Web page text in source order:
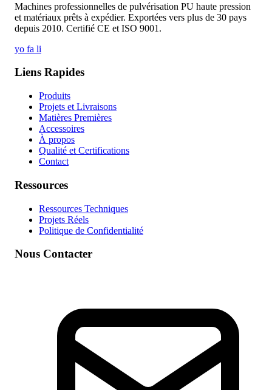
Machines professionnelles de pulvérisation PU haute pression
et matériaux prêts à expédier. Exportées vers plus de 30 pays
depuis 2010. Certifié CE et ISO 9001.
yo fa li
Liens Rapides
Produits
Projets et Livraisons
Matières Premières
Accessoires
À propos
Qualité et Certifications
Contact
Ressources
Ressources Techniques
Projets Réels
Politique de Confidentialité
Nous Contacter